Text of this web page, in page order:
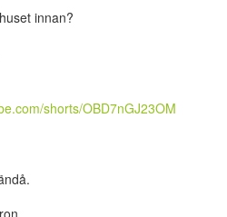
innan?
shorts/OBD7nGJ23OM